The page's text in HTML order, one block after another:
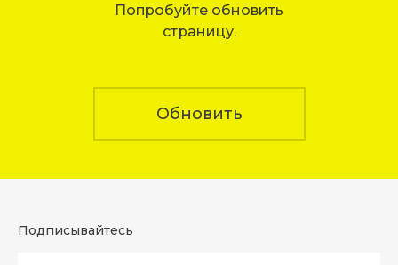
Попробуйте обновить
страницу.
Обновить
Подписывайтесь